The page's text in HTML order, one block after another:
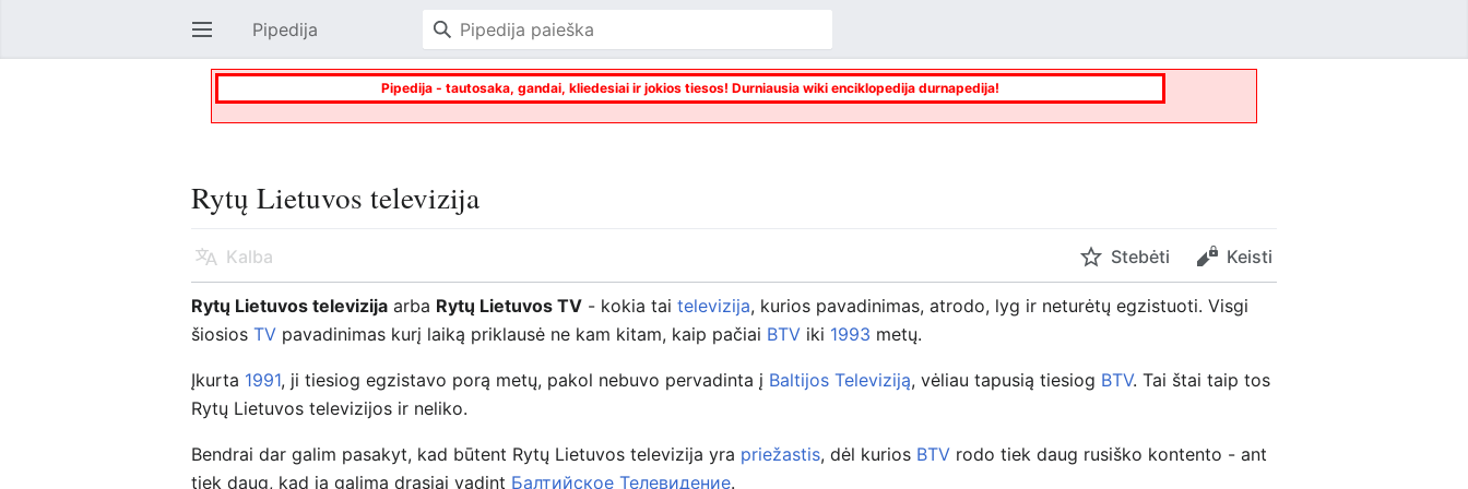
Atverti pagrindinį meniu Pipedija
Pipedija - tautosaka, gandai, kliedesiai ir jokios tiesos! Durniausia wiki enciklopedija durnapedija!
Rytų Lietuvos televizija
Kalba Stebėti Keisti
Rytų Lietuvos televizija arba Rytų Lietuvos TV - kokia taitelevizija, kurios pavadinimas, atrodo, lyg ir neturėtų egzistuoti. Visgi
šiosiosTV pavadinimas kurį laiką priklausė ne kam kitam, kaip pačiai BTV iki 1993 metų.
Įkurta 1991, ji tiesiog egzistavo porą metų, pakol nebuvo pervadinta į Baltijos Televiziją, vėliau tapusią tiesiog BTV. Tai štai taip tos
Rytų Lietuvos televizijos ir neliko.
Bendrai dar galim pasakyt, kad būtent Rytų Lietuvos televizija yra priežastis, dėl kurios BTV rodo tiek daug rusiško kontento - ant
tiek daug, kad ją galima drąsiai vadint Балтийское Телевидение.